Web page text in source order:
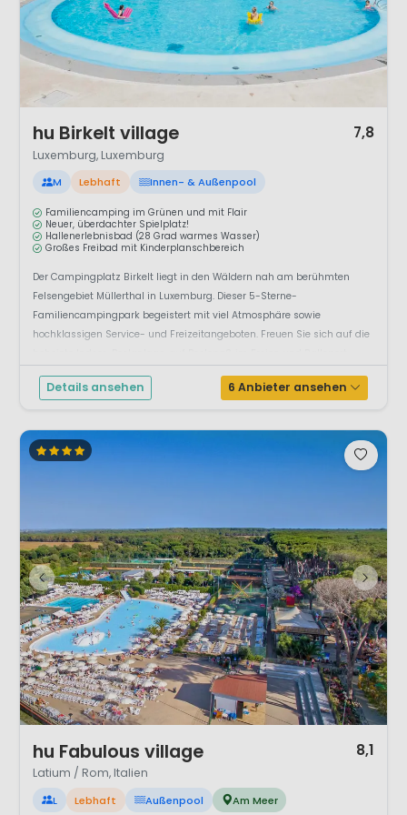
hu Birkelt village 7,8
Luxemburg, Luxemburg
M Lebhaft Innen- & Außenpool
Familiencamping im Grünen und mit Flair
Neuer, überdachter Spielplatz!
Hallenerlebnisbad (28 Grad warmes Wasser)
Großes Freibad mit Kinderplanschbereich
Der Campingplatz Birkelt liegt in den Wäldern nah am berühmten
Felsengebiet Müllerthal in Luxemburg. Dieser 5-Sterne-
Familiencampingpark begeistert mit viel Atmosphäre sowie
hochklassigen Service- und Freizeitangeboten. Freuen Sie sich auf die
Camping Birkel...
Details ansehen 6 Anbieter ansehen
hu Fabulous village 8,1
Latium / Rom, Italien
L Lebhaft Außenpool Am Meer